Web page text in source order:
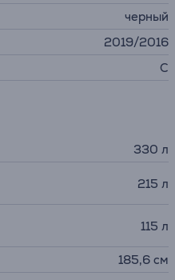
черный
2019/2016
C
330 л
215 л
115 л
185,6 см